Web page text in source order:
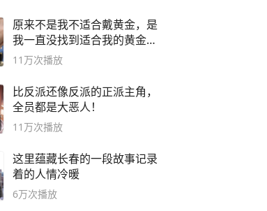
原来不是我不适合戴黄金，是
我一直没找到适合我的黄金
😭
11万次播放
比反派还像反派的正派主角，
全员都是大恶人！
11万次播放
这里蕴藏长春的一段故事记录
着的人情冷暖
6万次播放